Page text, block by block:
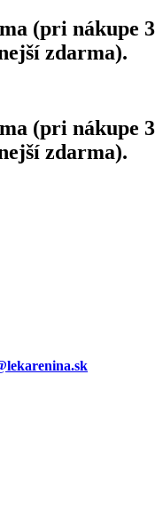
(pri nákupe 3
zdarma).
(pri nákupe 3
zdarma).